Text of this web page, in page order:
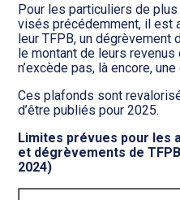
Pour les particuliers de
visés précédemment, il est
leur TFPB, un dégrèvement
le montant de leurs revenus
n’excède pas, là encore,
Ces plafonds sont
d’être publiés pour 2025.
Limites prévues pour les
et dégrèvements de
2024)